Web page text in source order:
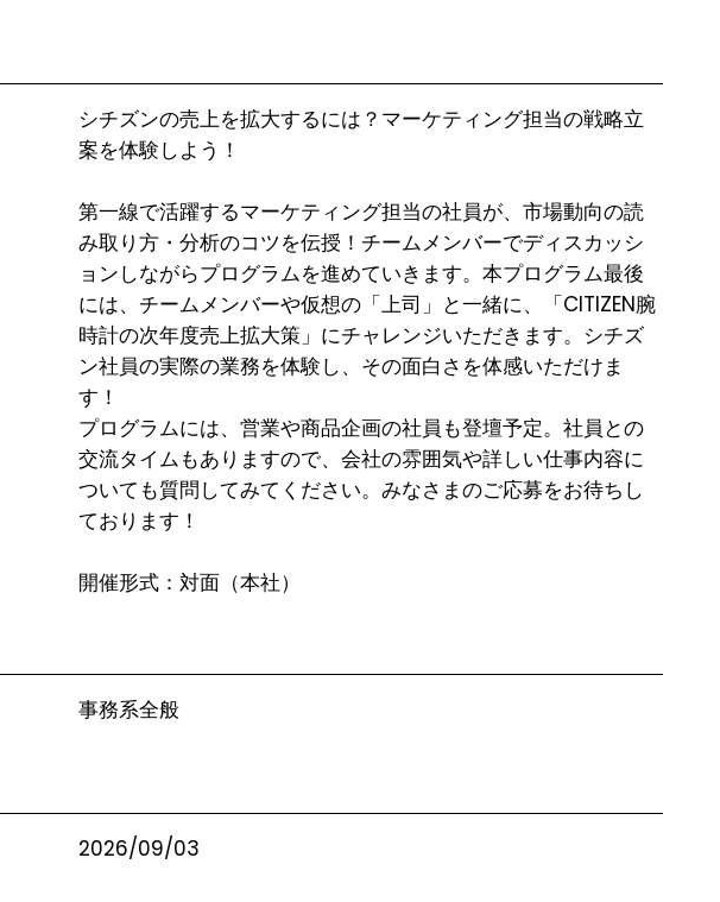
シチズンの売上を拡大するには？マーケティング担当の戦略立
案を体験しよう！
第一線で活躍するマーケティング担当の社員が、市場動向の読
み取り方・分析のコツを伝授！チームメンバーでディスカッシ
ョンしながらプログラムを進めていきます。本プログラム最後
には、チームメンバーや仮想の「上司」と一緒に、「CITIZEN腕
時計の次年度売上拡大策」にチャレンジいただきます。シチズ
ン社員の実際の業務を体験し、その面白さを体感いただけま
す！
プログラムには、営業や商品企画の社員も登壇予定。社員との
交流タイムもありますので、会社の雰囲気や詳しい仕事内容に
ついても質問してみてください。みなさまのご応募をお待ちし
ております！
開催形式：対面（本社）
事務系全般
2026/09/03